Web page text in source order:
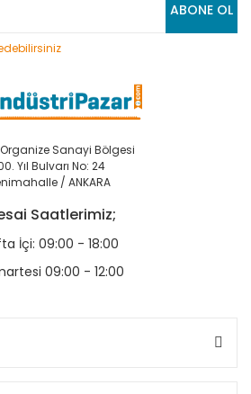
ABONE OL
Sanayi Bölgesi
Yıl Bulvarı No: 24
/ ANKARA
Saatlerimiz;
İçi: 09:00 - 18:00
09:00 - 12:00